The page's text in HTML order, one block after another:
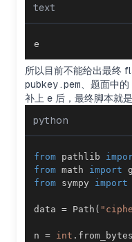
text
e
所以目前不能给出最终
pubkey.pem 、题面中的
补上 e 后，最终脚本就是
python
from pathlib
from math import
from sympy import
data = Path (
n = int . from_bytes